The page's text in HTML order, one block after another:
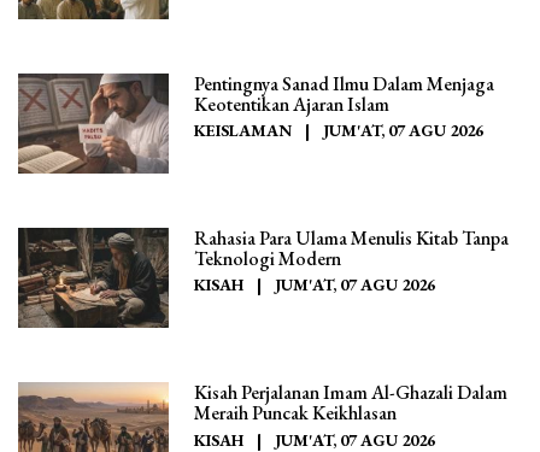
Pentingnya Sanad Ilmu Dalam Menjaga
Keotentikan Ajaran Islam
KEISLAMAN | JUM'AT, 07 AGU 2026
Rahasia Para Ulama Menulis Kitab Tanpa
Teknologi Modern
KISAH | JUM'AT, 07 AGU 2026
Kisah Perjalanan Imam Al-Ghazali Dalam
Meraih Puncak Keikhlasan
KISAH | JUM'AT, 07 AGU 2026